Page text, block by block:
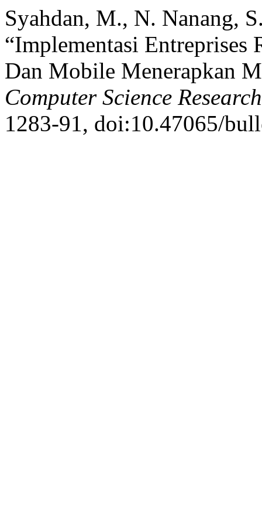
Syahdan, M., N. Nanang,
“Implementasi Entreprises
Dan Mobile Menerapkan
Computer Science Research
1283-91, doi:10.47065/